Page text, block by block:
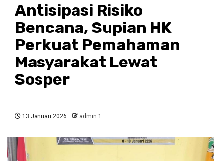
Antisipasi Risiko
Bencana, Supian HK
Perkuat Pemahaman
Masyarakat Lewat
Sosper
13 Januari 2026 admin 1